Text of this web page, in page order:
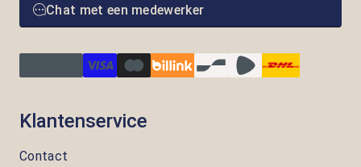
Chat met een medewerker
Klantenservice
Contact